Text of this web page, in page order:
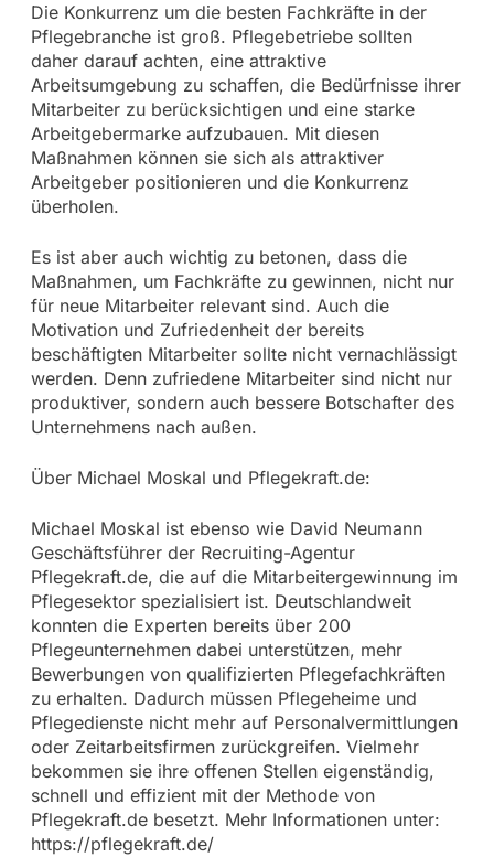
Die Konkurrenz um die besten Fachkräfte in der
Pflegebranche ist groß. Pflegebetriebe sollten
daher darauf achten, eine attraktive
Arbeitsumgebung zu schaffen, die Bedürfnisse ihrer
Mitarbeiter zu berücksichtigen und eine starke
Arbeitgebermarke aufzubauen. Mit diesen
Maßnahmen können sie sich als attraktiver
Arbeitgeber positionieren und die Konkurrenz
überholen.
Es ist aber auch wichtig zu betonen, dass die
Maßnahmen, um Fachkräfte zu gewinnen, nicht nur
für neue Mitarbeiter relevant sind. Auch die
Motivation und Zufriedenheit der bereits
beschäftigten Mitarbeiter sollte nicht vernachlässigt
werden. Denn zufriedene Mitarbeiter sind nicht nur
produktiver, sondern auch bessere Botschafter des
Unternehmens nach außen.
Über Michael Moskal und Pflegekraft.de:
Michael Moskal ist ebenso wie David Neumann
Geschäftsführer der Recruiting-Agentur
Pflegekraft.de, die auf die Mitarbeitergewinnung im
Pflegesektor spezialisiert ist. Deutschlandweit
konnten die Experten bereits über 200
Pflegeunternehmen dabei unterstützen, mehr
Bewerbungen von qualifizierten Pflegefachkräften
zu erhalten. Dadurch müssen Pflegeheime und
Pflegedienste nicht mehr auf Personalvermittlungen
oder Zeitarbeitsfirmen zurückgreifen. Vielmehr
bekommen sie ihre offenen Stellen eigenständig,
schnell und effizient mit der Methode von
Pflegekraft.de besetzt. Mehr Informationen unter:
https://pflegekraft.de/